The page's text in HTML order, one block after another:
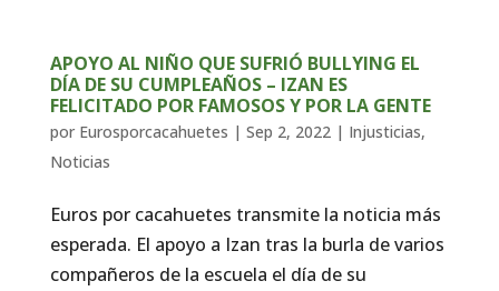
APOYO AL NIÑO QUE SUFRIÓ BULLYING EL
DÍA DE SU CUMPLEAÑOS – IZAN ES
FELICITADO POR FAMOSOS Y POR LA GENTE
por Eurosporcacahuetes | Sep 2, 2022| Injusticias,
Noticias
Euros por cacahuetes transmite la noticia más
esperada. El apoyo a Izan tras la burla de varios
compañeros de la escuela el día de su